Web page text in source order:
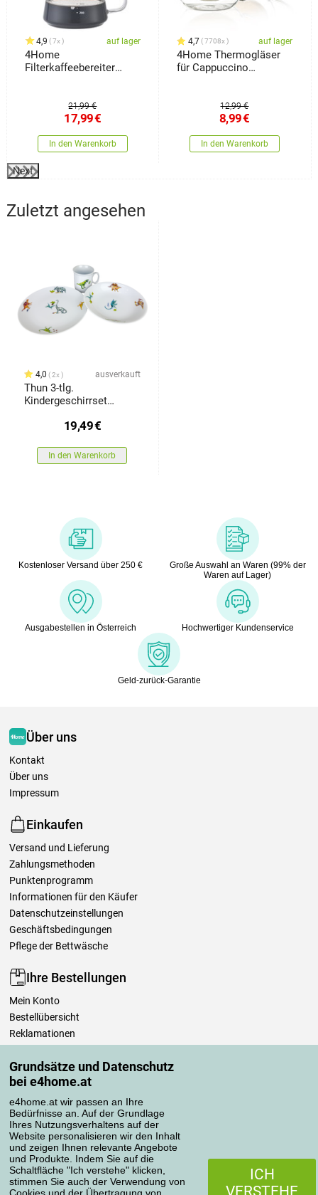
Grundsätze und Datenschutz
bei e4home.at
e4home.at wir passen an Ihre
Bedürfnisse an. Auf der Grundlage
Ihres Nutzungsverhaltens auf der
Website personalisieren wir den Inhalt
und zeigen Ihnen relevante Angebote
und Produkte. Indem Sie auf die
Schaltfläche "Ich verstehe" klicken,
stimmen Sie auch der Verwendung von
ICH
VERSTEHE
4,9 7x auf lager
4Home
Filterkaffeebereiter
21,99 €
17,99€
In den Warenkorb
4,7 7708x auf lager
4Home Thermogläser
für Cappuccino
12,99 €
8,99€
In den Warenkorb
Next
Zuletzt angesehen
4,0 2x ausverkauft
Thun 3-tlg.
Kindergeschirrset
19,49€
In den Warenkorb
Kostenloser Versand über 250 €
Große Auswahl an Waren (99% der
Waren auf Lager)
Ausgabestellen in Österreich Hochwertiger Kundenservice
Geld-zurück-Garantie
Über uns
Kontakt
Über uns
Impressum
Einkaufen
Versand und Lieferung
Zahlungsmethoden
Punktenprogramm
Informationen für den Käufer
Datenschutzeinstellungen
Geschäftsbedingungen
Pflege der Bettwäsche
Ihre Bestellungen
Mein Konto
Bestellübersicht
Reklamationen
Einfach mehr wissen
Richtlinien zur Verarbeitung von Bewertungen
Transportarten
Zahlungsmethoden